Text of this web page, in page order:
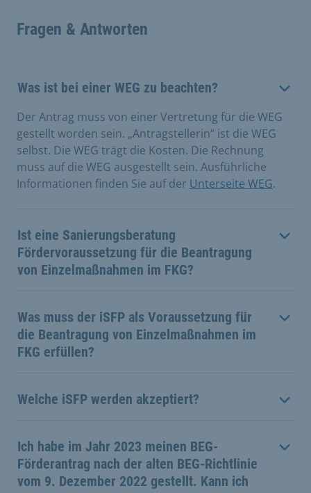
Fragen & Antworten
Was ist bei einer WEG zu beachten?
Der Antrag muss von einer Vertretung für die WEG
gestellt worden sein. „Antragstellerin“ ist die WEG
selbst. Die WEG trägt die Kosten. Die Rechnung
muss auf die WEG ausgestellt sein. Ausführliche
Informationen finden Sie auf der Unterseite WEG.
Ist eine Sanierungsberatung
Fördervoraussetzung für die Beantragung
von Einzelmaßnahmen im FKG?
Was muss der iSFP als Voraussetzung für
die Beantragung von Einzelmaßnahmen im
FKG erfüllen?
Welche iSFP werden akzeptiert?
Ich habe im Jahr 2023 meinen BEG-
Förderantrag nach der alten BEG-Richtlinie
vom 9. Dezember 2022 gestellt. Kann ich